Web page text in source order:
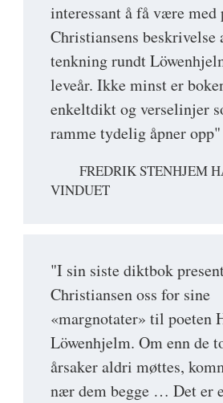
interessant å få være med
Christiansens beskrivelse
tenkning rundt
leveår. Ikke minst er
enkeltdikt og verselinjer
ramme tydelig åpner opp"
FREDRIK STENHJEM
VINDUET
"I sin siste diktbok
Christiansen oss for sine
«margnotater» til poeten
Löwenhjelm. Om enn de
årsaker aldri møttes,
nær dem begge … Det er